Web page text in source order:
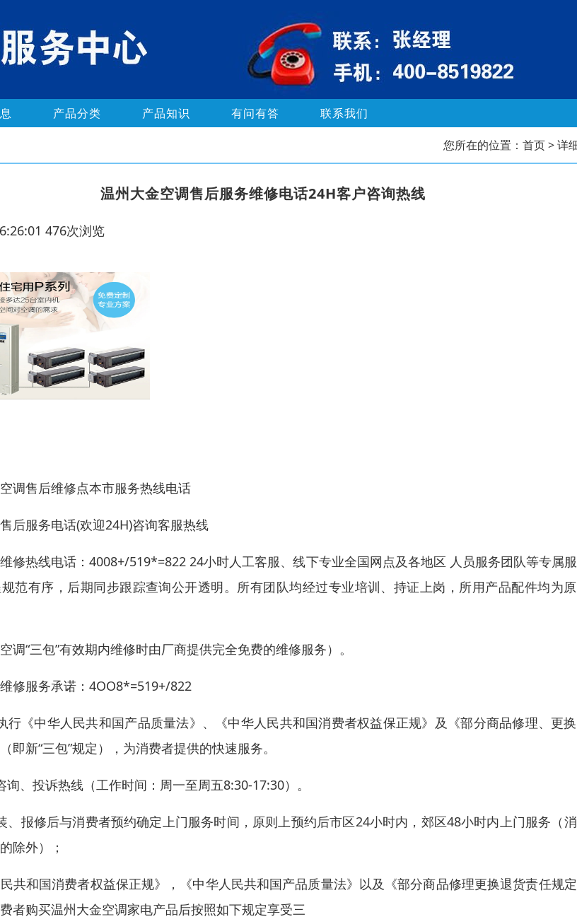
产品分类 产品知识 有问有答 联系我们
您所在的位置： 首页> 详
温州大金空调售后服务维修电话24H客户咨询热线
476次浏览
调售后维修点本市服务热线电话
后服务电话(欢迎24H)咨询客服热线
修热线电话：4008+/519*=822 24小时人工客服、线下专业全国网点及各地区 人员服务团队等专属
范有序，后期同步跟踪查询公开透明。所有团队均经过专业培训、持证上岗，所用产品配件均为
调“三包”有效期内维修时由厂商提供完全免费的维修服务）。
修服务承诺：4OO8*=519+/822
行《中华人民共和国产品质量法》、《中华人民共和国消费者权益保正规》及《部分商品修理、更
即新“三包”规定），为消费者提供的快速服务。
询、投诉热线（工作时间：周一至周五8:30-17:30）。
、报修后与消费者预约确定上门服务时间，原则上预约后市区24小时内，郊区48小时内上门服务（
除外）；
共和国消费者权益保正规》，《中华人民共和国产品质量法》以及《部分商品修理更换退货责任规
者购买温州大金空调家电产品后按照如下规定享受三